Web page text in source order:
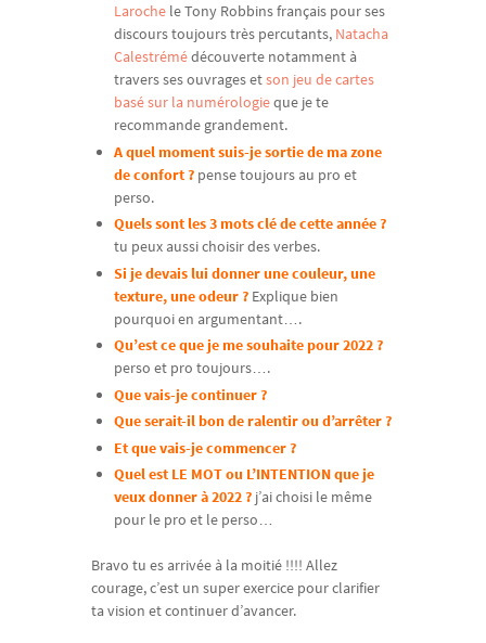
Laroche le Tony Robbins français pour ses
discours toujours très percutants, Natacha
Calestrémédécouverte notamment à
travers ses ouvrages etson jeu de cartes
basé sur la numérologieque je te
recommande grandement.
A quel moment suis-je sortie de ma zone
de confort ? pense toujours au pro et
perso.
Quels sont les 3 mots clé de cette année ?
tu peux aussi choisir des verbes.
Si je devais lui donner une couleur, une
texture, une odeur ? Explique bien
pourquoi en argumentant….
Qu’est ce que je me souhaite pour 2022 ?
perso et pro toujours….
Que vais-je continuer ?
Que serait-il bon de ralentir ou d’arrêter ?
Et que vais-je commencer ?
Quel est LE MOT ou L’INTENTION que je
veux donner à 2022 ? j’ai choisi le même
pour le pro et le perso…
Bravo tu es arrivée à la moitié !!!! Allez
courage, c’est un super exercice pour clarifier
ta vision et continuer d’avancer.